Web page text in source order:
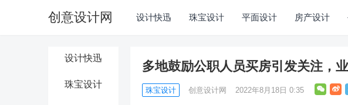
创意设计网 设计快迅 珠宝设计 平面设计 房产设计
设计快迅
珠宝设计
多地鼓励公职人员买房引发关注，
珠宝设计 创意设计网 2022年8月18日 0:35